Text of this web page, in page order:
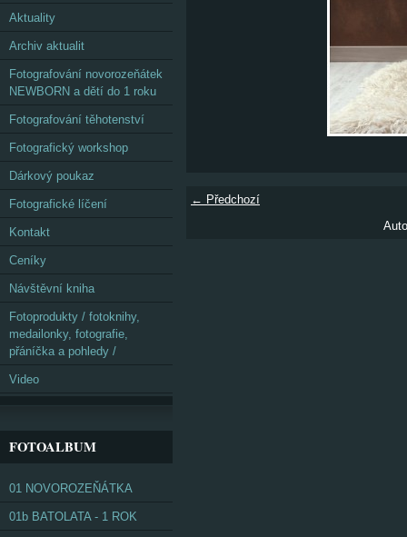
← Předchozí
Aktuality
Archiv aktualit
Fotografování novorozeňátek
NEWBORN a dětí do 1 roku
Fotografování těhotenství
Fotografický workshop
Dárkový poukaz
Fotografické líčení
Kontakt
Ceníky
Návštěvní kniha
Fotoprodukty / fotoknihy,
medailonky, fotografie,
přáníčka a pohledy /
Video
FOTOALBUM
01 NOVOROZEŇÁTKA
01b BATOLATA - 1 ROK